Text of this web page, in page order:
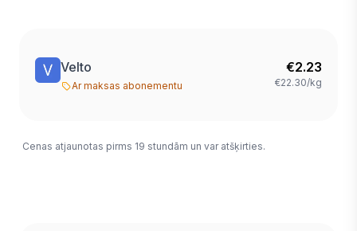
Velto
Ar maksas abonementu
€2.23
€22.30/kg
Cenas atjaunotas pirms 19 stundām un var atšķirties.